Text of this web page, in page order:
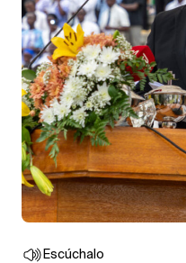
Escúchalo